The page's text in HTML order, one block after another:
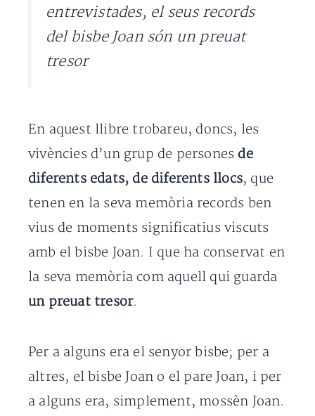
entrevistades, el seus records
del bisbe Joan són un preuat
tresor
En aquest llibre trobareu, doncs, les
vivències d’un grup de persones de
diferents edats, de diferents llocs, que
tenen en la seva memòria records ben
vius de moments significatius viscuts
amb el bisbe Joan. I que ha conservat en
la seva memòria com aquell qui guarda
un preuat tresor.
Per a alguns era el senyor bisbe; per a
altres, el bisbe Joan o el pare Joan, i per
a alguns era, simplement, mossèn Joan.